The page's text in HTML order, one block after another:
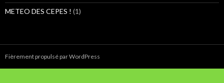
METEO DES CEPES ! (1)
Fièrement propulsé par WordPress